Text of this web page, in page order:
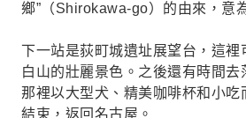
鄉”（Shirokawa-go）的由來，意
下一站是荻町城遺址展望台，這裡
白山的壯麗景色。之後還有時間去
那裡以大型犬、精美咖啡杯和小吃
結束，返回名古屋。